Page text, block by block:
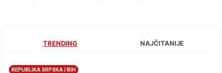
TRENDING NAJČITANIJE
REPUBLIKA SRPSKA / BIH